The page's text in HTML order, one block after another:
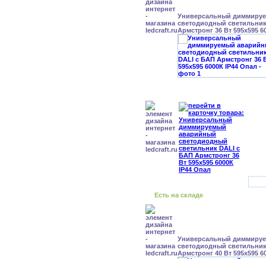
Универсальный
светодиодный
Армстронг 36 Вт 595x595
Есть на складе
Универсальный
светодиодный
Армстронг 40 Вт 595x595